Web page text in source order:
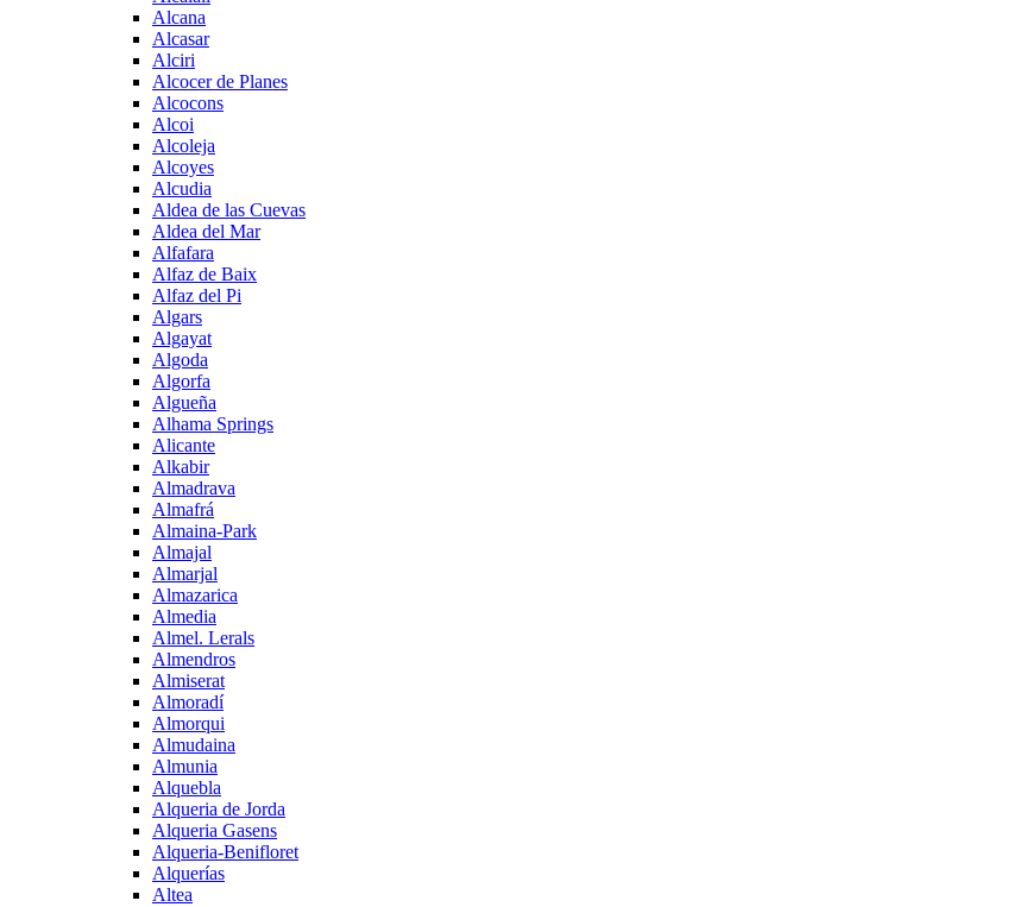
Alcana
Alcasar
Alciri
Alcocer de Planes
Alcocons
Alcoi
Alcoleja
Alcoyes
Alcudia
Aldea de las Cuevas
Aldea del Mar
Alfafara
Alfaz de Baix
Alfaz del Pi
Algars
Algayat
Algoda
Algorfa
Algueña
Alhama Springs
Alicante
Alkabir
Almadrava
Almafrá
Almaina-Park
Almajal
Almarjal
Almazarica
Almedia
Almel. Lerals
Almendros
Almiserat
Almoradí
Almorqui
Almudaina
Almunia
Alquebla
Alqueria de Jorda
Alqueria Gasens
Alqueria-Benifloret
Alquerías
Altea